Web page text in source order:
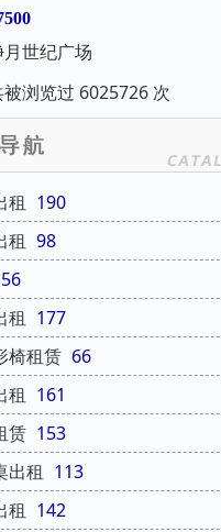
世纪广场
浏览过 6025726 次
租 190
租 98
56
租 177
椅租赁 66
租 161
赁 153
出租 113
租 142